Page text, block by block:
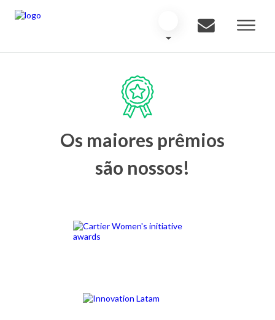
Os maiores prêmios
são nossos!